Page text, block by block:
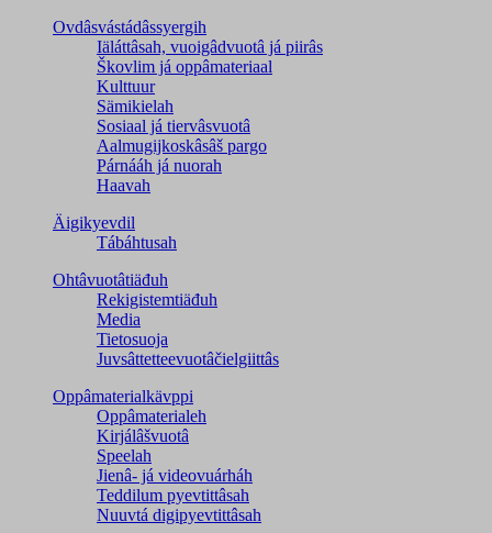
Ovdâsvástádâssyergih
Iäláttâsah, vuoigâdvuotâ já piirâs
Škovlim já oppâmateriaal
Kulttuur
Sämikielah
Sosiaal já tiervâsvuotâ
Aalmugijkoskâsâš pargo
Párnááh já nuorah
Haavah
Äigikyevdil
Tábáhtusah
Ohtâvuotâtiäđuh
Rekigistemtiäđuh
Media
Tietosuoja
Juvsâttetteevuotâčielgiittâs
Oppâmaterialkävppi
Oppâmaterialeh
Kirjálâšvuotâ
Speelah
Jienâ- já videovuárháh
Teddilum pyevtittâsah
Nuuvtá digipyevtittâsah